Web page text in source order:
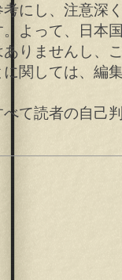
にし、注意深
よって、日本
りませんし、
関しては、編
て読者の自己